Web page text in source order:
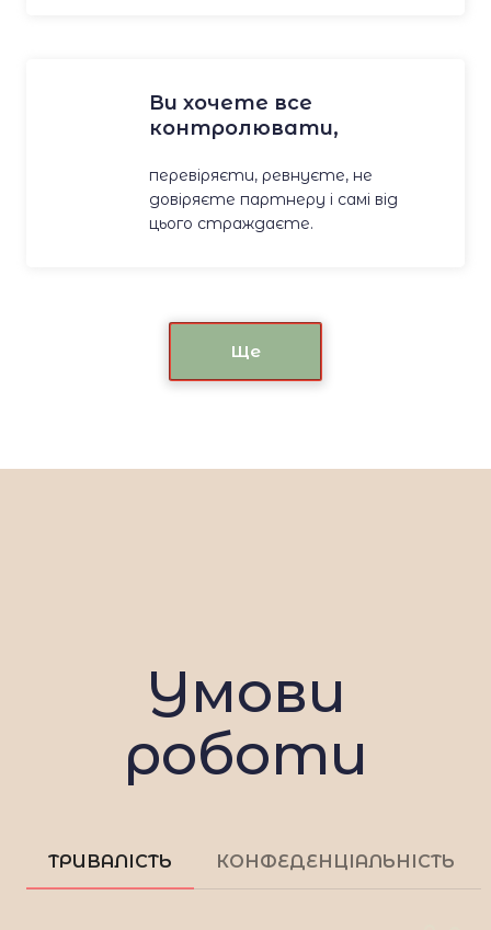
Ви хочете все
контролювати,
перевіряєти, ревнуєте, не
довіряєте партнеру і самі від
цього страждаєте.
Ще
Умови
роботи
ТРИВАЛІСТЬ КОНФЕДЕНЦІАЛЬНІСТЬ